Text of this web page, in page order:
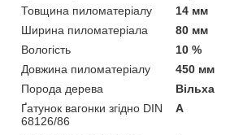
Товщина пиломатеріалу
14 мм
Ширина пиломатеріала
80 мм
Вологість
10 %
Довжина пиломатеріалу
450 мм
Порода дерева
Вільха
Ґатунок вагонки згідно DIN
68126/86
А